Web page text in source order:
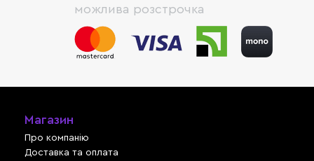
можлива розстрочка
Магазин
Про компанію
Доставка та оплата